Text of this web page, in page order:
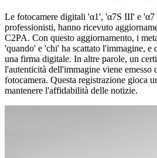
Le fotocamere digitali 'α1', 'α7S III' e
professionisti, hanno ricevuto
C2PA. Con questo aggiornamento, i
'quando' e 'chi' ha scattato l'immagine, e
una firma digitale. In altre parole, un
l'autenticità dell'immagine viene emesso
fotocamera. Questa registrazione gioca
mantenere l'affidabilità delle notizie.